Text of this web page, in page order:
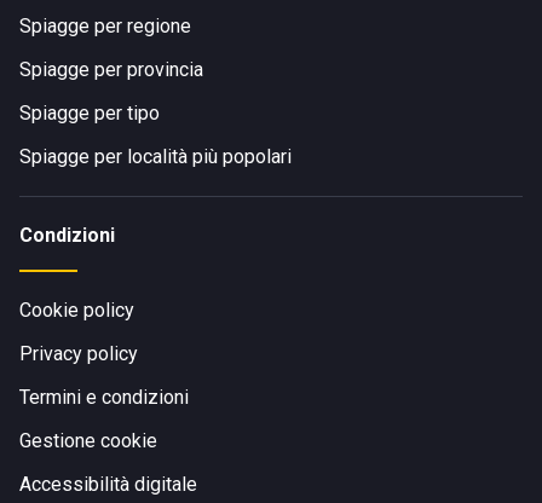
Spiagge per regione
Spiagge per provincia
Spiagge per tipo
Spiagge per località più popolari
Condizioni
Cookie policy
Privacy policy
Termini e condizioni
Gestione cookie
Accessibilità digitale